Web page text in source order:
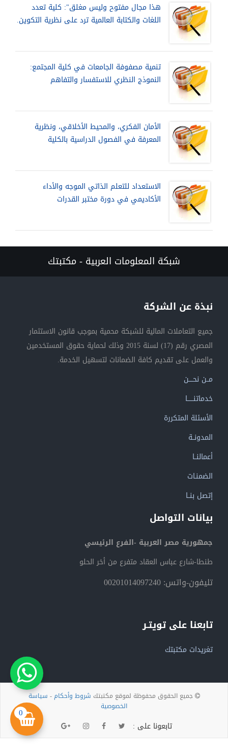
هذا مجال مفتوح وليس مغلق": كلية تعدد
اللغات والكتابة العالمية ترد على نظرية التكوين.
تنمية مصفوفة الجامعات في كلية المجتمع:
النموذج النظري للاستفسار والتفاهم
الأمان الفكري، والمحيط الأخلاقي، ونظرية
المعرفة في الفصول الدراسية بالكلية
الاستعداد للتعلم الذاتي الموجه والأداء
الأكاديمي في دورة مختبر القدرات
0
شبكة المعلومات العربية - مكتبتك
نبذة عن الشركة
جميع التعاملات المالية للشبكة محمية بموجب قانون الاستثمار
المصري رقم (17) لسنة 2015 وذلك لحماية حقوق المستخدمين
والعمل على تقديم كافة الضمانات لتسهيل الخدمة.
مــن نحــــن
خدماتنــــــا
الأسئلة المتكررة
المدونــة
أعمالنــا
الضمنـات
إتصل بنــا
بيانات التواصل
جمهورية مصر العربية -الفرع الرئيسي
طنطا-شارع عباس العقاد متفرع من أخر الحلو
تليفون-واتس: 00201014097240
تابعنا على تويتـر
تغريدات مكتبتك
جميع الحقوق محفوظة لموقع مكتبتك شروط وأحكام- سياسة
الخصوصية
تابعونا على :